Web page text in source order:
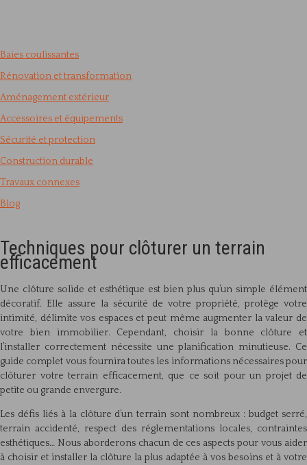
Baies coulissantes
Rénovation et transformation
Aménagement extérieur
Accessoires et équipements
Sécurité et protection
Construction durable
Travaux connexes
Blog
Techniques pour clôturer un terrain
efficacement
Une clôture solide et esthétique est bien plus qu’un simple élément
décoratif. Elle assure la sécurité de votre propriété, protège votre
intimité, délimite vos espaces et peut même augmenter la valeur de
votre bien immobilier. Cependant, choisir la bonne clôture et
l’installer correctement nécessite une planification minutieuse. Ce
guide complet vous fournira toutes les informations nécessaires pour
clôturer votre terrain efficacement, que ce soit pour un projet de
petite ou grande envergure.
Les défis liés à la clôture d’un terrain sont nombreux : budget serré,
terrain accidenté, respect des réglementations locales, contraintes
esthétiques… Nous aborderons chacun de ces aspects pour vous aider
à choisir et installer la clôture la plus adaptée à vos besoins et à votre